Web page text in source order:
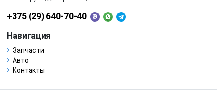
+375 (29) 640-70-40
Навигация
Запчасти
Авто
Контакты